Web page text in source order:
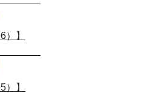
）】
）】